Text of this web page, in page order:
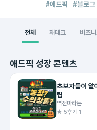
#애드픽 #블로그
전체 재테크 비즈
애드픽 성장 콘텐츠
초보자들이 알
팁
역전마라톤
★ 5후기 1